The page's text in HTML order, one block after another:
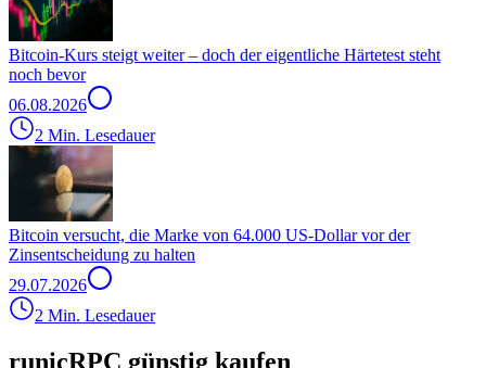
Bitcoin-Kurs steigt weiter – doch der eigentliche Härtetest steht
noch bevor
06.08.2026
2 Min. Lesedauer
Bitcoin versucht, die Marke von 64.000 US-Dollar vor der
Zinsentscheidung zu halten
29.07.2026
2 Min. Lesedauer
runicRPC günstig kaufen